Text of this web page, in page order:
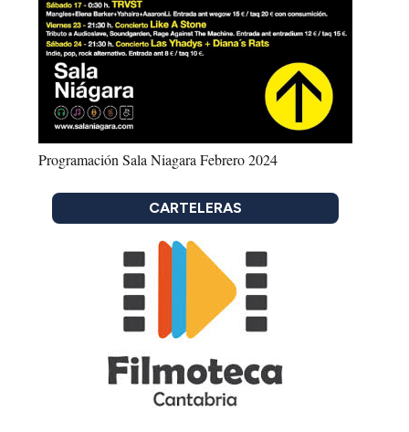
Programación Sala Niagara Febrero 2024
CARTELERAS